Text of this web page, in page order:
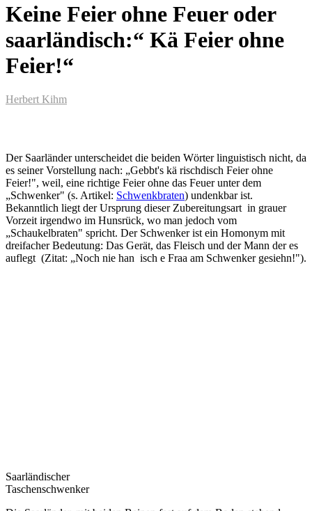
Keine Feier ohne Feuer oder
saarländisch:“ Kä Feier ohne
Feier!“
Herbert Kihm
Der Saarländer unterscheidet die beiden Wörter linguistisch nicht, da
es seiner Vorstellung nach: „Gebbt's kä rischdisch Feier ohne
Feier!", weil, eine richtige Feier ohne das Feuer unter dem
„Schwenker" (s. Artikel: Schwenkbraten) undenkbar ist.
Bekanntlich liegt der Ursprung dieser Zubereitungsart in grauer
Vorzeit irgendwo im Hunsrück, wo man jedoch vom
„Schaukelbraten" spricht. Der Schwenker ist ein Homonym mit
dreifacher Bedeutung: Das Gerät, das Fleisch und der Mann der es
auflegt (Zitat: „Noch nie han isch e Fraa am Schwenker gesiehn!").
Saarländischer
Taschenschwenker